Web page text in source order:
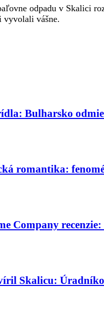
odpadu v Skalici
vyvolali vášne.
Bulharsko
romantika:
Company
Skalicu: